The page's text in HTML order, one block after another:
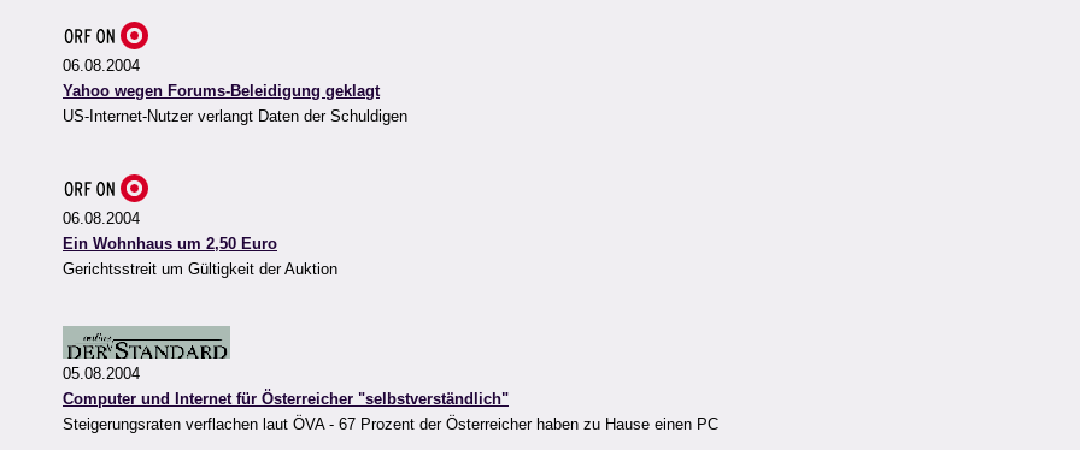
06.08.2004
Yahoo wegen Forums-Beleidigung geklagt
US-Internet-Nutzer verlangt Daten der Schuldigen
06.08.2004
Ein Wohnhaus um 2,50 Euro
Gerichtsstreit um Gültigkeit der Auktion
05.08.2004
Computer und Internet für Österreicher "selbstverständlich"
Steigerungsraten verflachen laut ÖVA - 67 Prozent der Österreicher haben zu Hause einen PC